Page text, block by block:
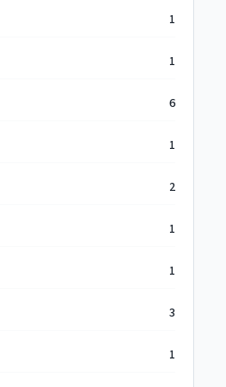
1
1
6
1
2
1
1
3
1